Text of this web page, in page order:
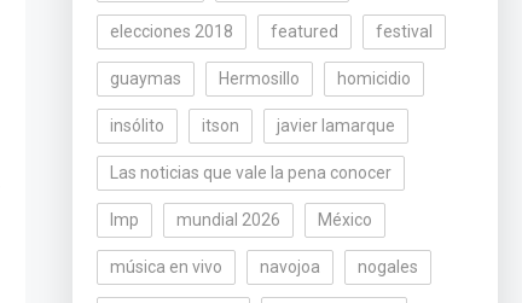
elecciones 2018 featured festival
guaymas Hermosillo homicidio
insólito itson javier lamarque
Las noticias que vale la pena conocer
lmp mundial 2026 México
música en vivo navojoa nogales